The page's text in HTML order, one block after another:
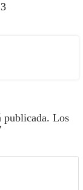
publicada. Los